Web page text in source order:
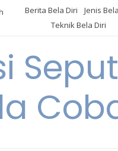
Berita Bela Diri
Jenis
Teknik Bela Diri